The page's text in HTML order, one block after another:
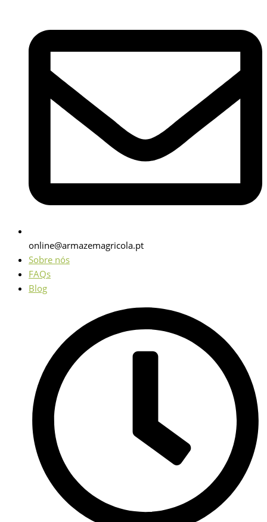
online@armazemagricola.pt
Sobre nós
FAQs
Blog